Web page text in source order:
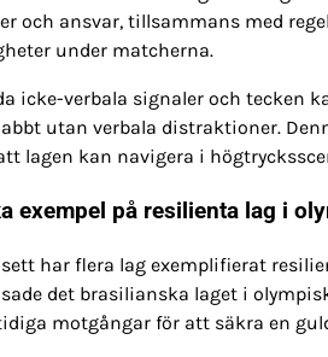
och ansvar, tillsammans med
under matcherna.
icke-verbala signaler och tecken
utan verbala distraktioner.
lagen kan navigera i
exempel på resilienta lag i
har flera lag exemplifierat
det brasilianska laget i
motgångar för att säkra en